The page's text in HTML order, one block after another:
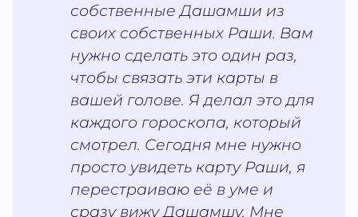
собственные Дашамши из
своих собственных Раши. Вам
нужно сделать это один раз,
чтобы связать эти карты в
вашей голове. Я делал это для
каждого гороскопа, который
смотрел. Сегодня мне нужно
просто увидеть карту Раши, я
перестраиваю её в уме и
сразу вижу Дашамшу. Мне